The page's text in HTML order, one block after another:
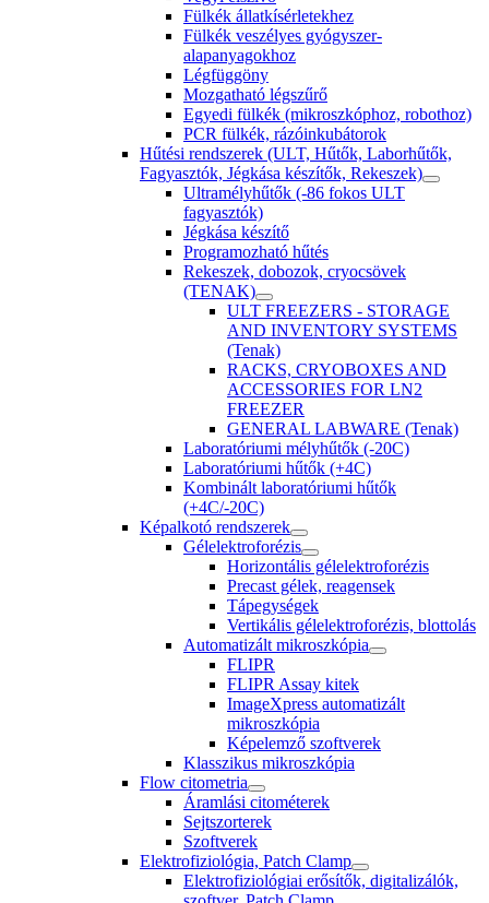
Fülkék állatkísérletekhez
Fülkék veszélyes gyógyszer-
alapanyagokhoz
Légfüggöny
Mozgatható légszűrő
Egyedi fülkék (mikroszkóphoz, robothoz)
PCR fülkék, rázóinkubátorok
Hűtési rendszerek (ULT, Hűtők, Laborhűtők,
Fagyasztók, Jégkása készítők, Rekeszek)
Ultramélyhűtők (-86 fokos ULT
fagyasztók)
Jégkása készítő
Programozható hűtés
Rekeszek, dobozok, cryocsövek
(TENAK)
ULT FREEZERS - STORAGE
AND INVENTORY SYSTEMS
(Tenak)
RACKS, CRYOBOXES AND
ACCESSORIES FOR LN2
FREEZER
GENERAL LABWARE (Tenak)
Laboratóriumi mélyhűtők (-20C)
Laboratóriumi hűtők (+4C)
Kombinált laboratóriumi hűtők
(+4C/-20C)
Képalkotó rendszerek
Gélelektroforézis
Horizontális gélelektroforézis
Precast gélek, reagensek
Tápegységek
Vertikális gélelektroforézis, blottolás
Automatizált mikroszkópia
FLIPR
FLIPR Assay kitek
ImageXpress automatizált
mikroszkópia
Képelemző szoftverek
Klasszikus mikroszkópia
Flow citometria
Áramlási citométerek
Sejtszorterek
Szoftverek
Elektrofiziológia, Patch Clamp
Elektrofiziológiai erősítők, digitalizálók,